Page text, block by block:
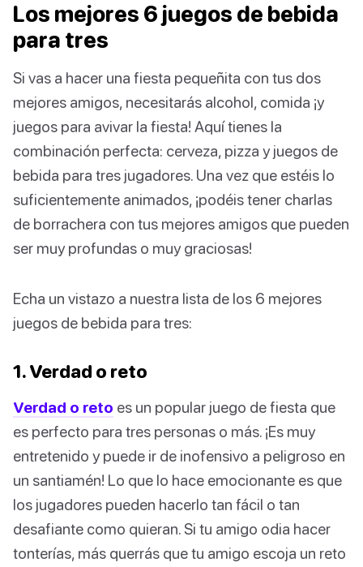
Los mejores 6 juegos de bebida
para tres
Si vas a hacer una fiesta pequeñita con tus dos
mejores amigos, necesitarás alcohol, comida ¡y
juegos para avivar la fiesta! Aquí tienes la
combinación perfecta: cerveza, pizza y juegos de
bebida para tres jugadores. Una vez que estéis lo
suficientemente animados, ¡podéis tener charlas
de borrachera con tus mejores amigos que pueden
ser muy profundas o muy graciosas!
Echa un vistazo a nuestra lista de los 6 mejores
juegos de bebida para tres:
1. Verdad o reto
Verdad o reto es un popular juego de fiesta que
es perfecto para tres personas o más. ¡Es muy
entretenido y puede ir de inofensivo a peligroso en
un santiamén! Lo que lo hace emocionante es que
los jugadores pueden hacerlo tan fácil o tan
desafiante como quieran. Si tu amigo odia hacer
tonterías, más querrás que tu amigo escoja un reto